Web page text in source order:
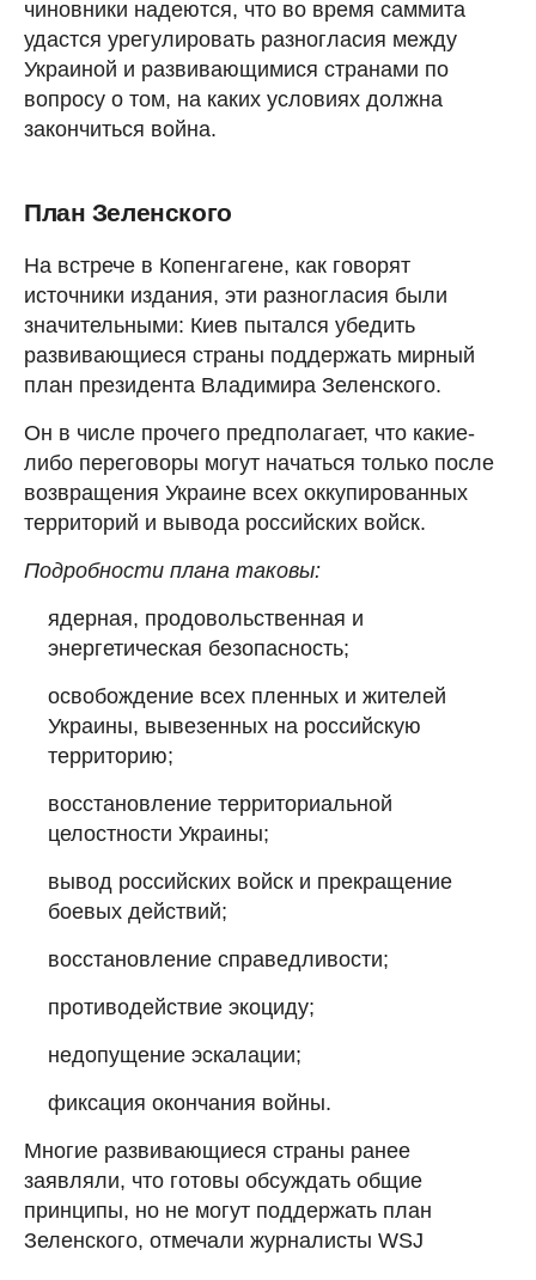
чиновники надеются, что во время саммита
удастся урегулировать разногласия между
Украиной и развивающимися странами по
вопросу о том, на каких условиях должна
закончиться война.
План Зеленского
На встрече в Копенгагене, как говорят
источники издания, эти разногласия были
значительными: Киев пытался убедить
развивающиеся страны поддержать мирный
план президента Владимира Зеленского.
Он в числе прочего предполагает, что какие-
либо переговоры могут начаться только после
возвращения Украине всех оккупированных
территорий и вывода российских войск.
Подробности плана таковы:
ядерная, продовольственная и
энергетическая безопасность;
освобождение всех пленных и жителей
Украины, вывезенных на российскую
территорию;
восстановление территориальной
целостности Украины;
вывод российских войск и прекращение
боевых действий;
восстановление справедливости;
противодействие экоциду;
недопущение эскалации;
фиксация окончания войны.
Многие развивающиеся страны ранее
заявляли, что готовы обсуждать общие
принципы, но не могут поддержать план
Зеленского, отмечали журналисты WSJ